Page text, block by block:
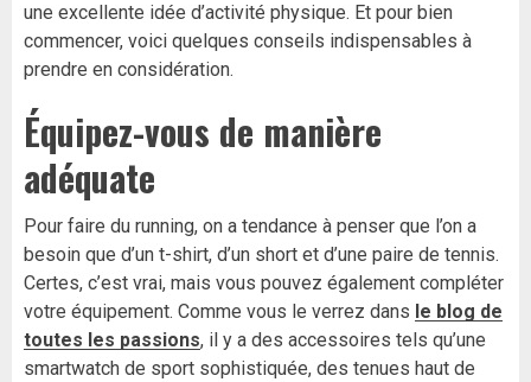
une excellente idée d’activité physique. Et pour bien
commencer, voici quelques conseils indispensables à
prendre en considération.
Équipez-vous de manière
adéquate
Pour faire du running, on a tendance à penser que l’on a
besoin que d’un t-shirt, d’un short et d’une paire de tennis.
Certes, c’est vrai, mais vous pouvez également compléter
votre équipement. Comme vous le verrez dans le blog de
toutes les passions, il y a des accessoires tels qu’une
smartwatch de sport sophistiquée, des tenues haut de